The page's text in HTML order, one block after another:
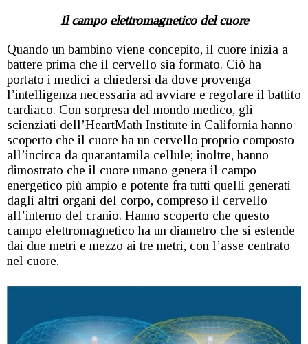
Il campo elettromagnetico del cuore
Quando un bambino viene concepito, il cuore inizia a
battere prima che il cervello sia formato. Ciò ha
portato i medici a chiedersi da dove provenga
l’intelligenza necessaria ad avviare e regolare il battito
cardiaco. Con sorpresa del mondo medico, gli
scienziati dell’HeartMath Institute in California hanno
scoperto che il cuore ha un cervello proprio composto
all’incirca da quarantamila cellule; inoltre, hanno
dimostrato che il cuore umano genera il campo
energetico più ampio e potente fra tutti quelli generati
dagli altri organi del corpo, compreso il cervello
all’interno del cranio. Hanno scoperto che questo
campo elettromagnetico ha un diametro che si estende
dai due metri e mezzo ai tre metri, con l’asse centrato
nel cuore.